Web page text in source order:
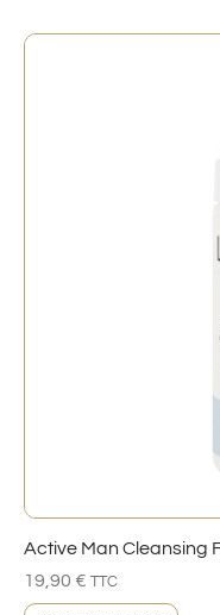
Active Man Cleansing
19,90 € TTC